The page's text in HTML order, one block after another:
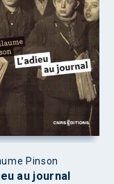
Pinson
au journal